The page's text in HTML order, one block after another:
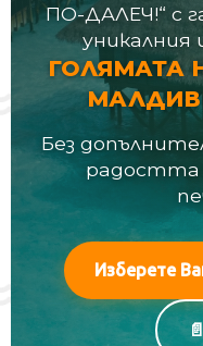
ПО-ДАЛЕЧ!“ с
уникалния
ГОЛЯМАТА
Без
Изберете